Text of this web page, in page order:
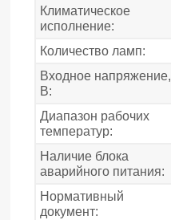
Климатическое
исполнение:
Количество ламп:
Входное напряжение,
В:
Диапазон рабочих
температур:
Наличие блока
аварийного питания:
Нормативный
документ: